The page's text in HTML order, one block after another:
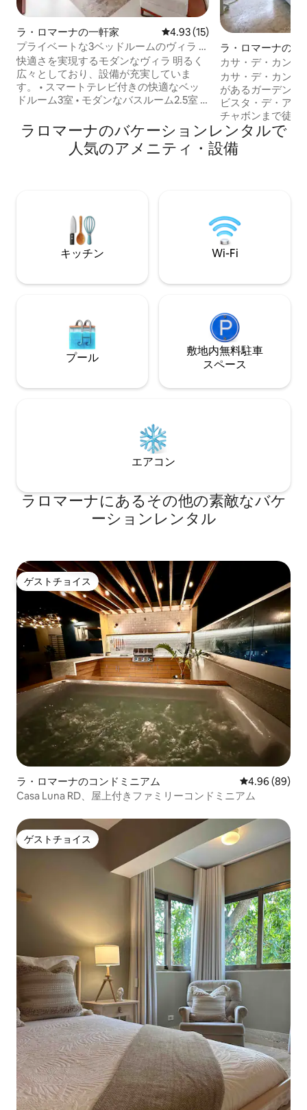
ラ・ロマーナの一軒家 レビュー15件、5つ星中4.93つ
4.93 (15)
プライベートな3ベッドルームのヴィラ •
プール • 庭 • 門付き • 8名様まで宿泊可能
快適さを実現するモダンなヴィラ 明るく
広々としており、設備が充実していま
す。 • スマートテレビ付きの快適なベッ
ドルーム3室 • モダンなバスルーム2.5室 •
ングエリア • 完備されたキッチン • 高速
Wi-Fi 専用プール＆屋外リビング ご自分だ
けの平穏なオアシスへ足を踏み入れまし
ナ Price Smart Supermktなど、必要なも
のがすべて近くに揃っています。
ラ・ロマーナのマ
アパート
カサ・デ・カンポ
用玄関付きのお部
カサ・デ・カンポ
があるガーデンビ
ビスタ・デ・ア
チャボンまで徒歩
サイズベッドとフ
庫、電子レンジ、
アコン、Netflix、
アクセス。 注：13歳以上のゲストの場
合、ゲスト1人あ
ト料金は含まれて
ン時にリゾートに
ラロマーナのバケーションレンタルで
人気のアメニティ・設備
キッチン Wi-Fi
プール
敷地内無料駐⁠車
ス⁠ペ⁠ー⁠ス
エアコン
ラロマーナにあるその他の素敵なバケ
ーションレンタル
ゲストチョイス
ゲストチョイス
ラ・ロマーナのコンドミニアム レビュー89件
4.96 (89)
Casa Luna RD、屋上付きファミリーコンドミニアム
ゲストチョイス
ゲストチョイス